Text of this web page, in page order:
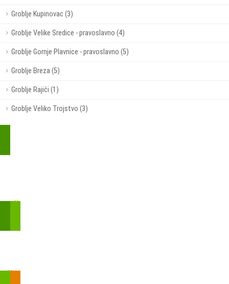
Groblje Kupinovac (3)
Groblje Velike Sredice - pravoslavno (4)
Groblje Gornje Plavnice - pravoslavno (5)
Groblje Breza (5)
Groblje Rajići (1)
Groblje Veliko Trojstvo (3)